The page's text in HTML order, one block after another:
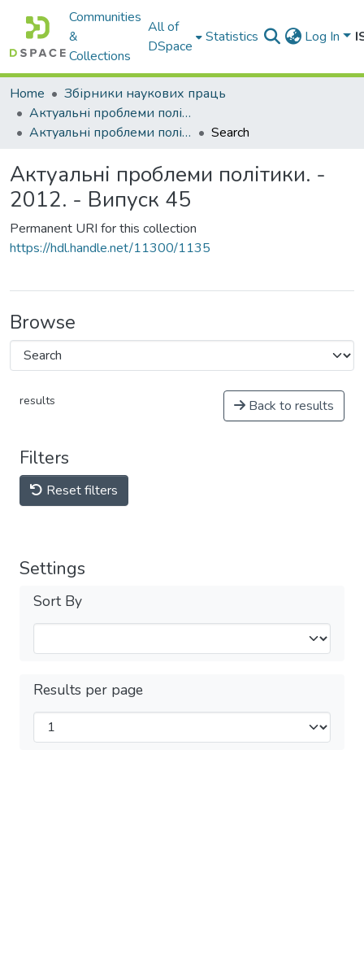
Communities
&
Collections
All of
DSpace
Statistics Log In
Home
Збірники наукових праць
Актуальні проблеми політики
Актуальні проблеми політики. - 2012. - Випуск 45
Search
Актуальні проблеми політики. -
2012. - Випуск 45
Permanent URI for this collection
https://hdl.handle.net/11300/1135
Browse
results Back to results
Filters
Reset filters
Settings
Sort By
Results per page